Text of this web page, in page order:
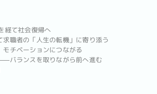
経て社会復帰へ
職者の「人生の転機」に寄り添う
チベーションにつながる
バランスを取りながら前へ進む